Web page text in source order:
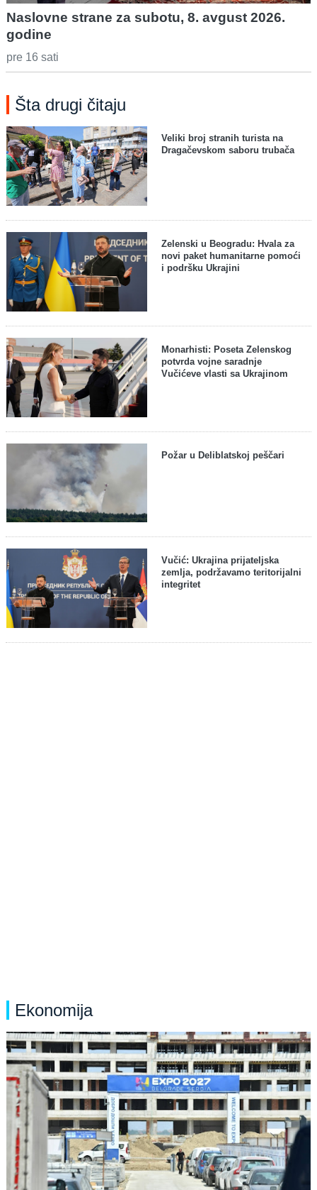
Naslovne strane za subotu, 8. avgust 2026.
godine
pre 16 sati
Šta drugi čitaju
Veliki broj stranih turista na
Dragačevskom saboru trubača
Zelenski u Beogradu: Hvala za
novi paket humanitarne pomoći
i podršku Ukrajini
Monarhisti: Poseta Zelenskog
potvrda vojne saradnje
Vučićeve vlasti sa Ukrajinom
Požar u Deliblatskoj peščari
Vučić: Ukrajina prijateljska
zemlja, podržavamo teritorijalni
integritet
Ekonomija